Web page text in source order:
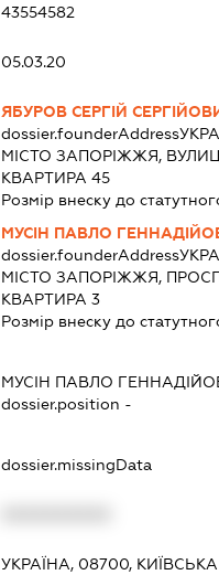
43554582
05.03.20
ЯБУРОВ СЕРГІЙ
dossier.founderAddress
МІСТО ЗАПОРІЖЖЯ,
КВАРТИРА 45
Розмір внеску до
МУСІН ПАВЛО
dossier.founderAddress
МІСТО ЗАПОРІЖЖЯ,
КВАРТИРА 3
Розмір внеску до
МУСІН ПАВЛО
dossier.position -
dossier.missingData
УКРАЇНА, 08700,